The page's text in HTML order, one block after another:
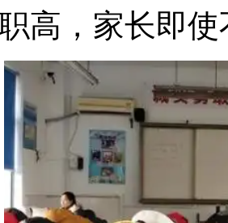
高，家长即